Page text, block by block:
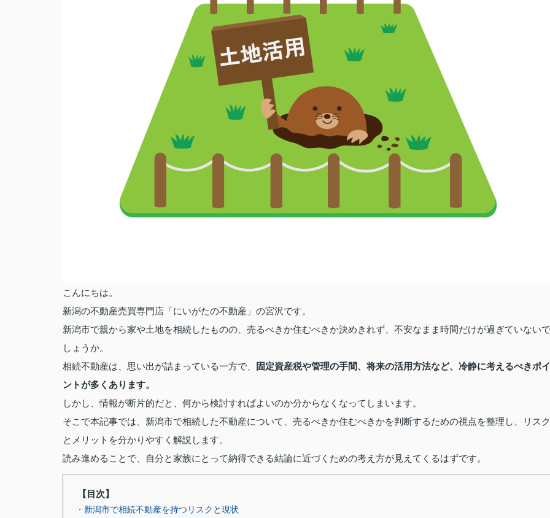
こんにちは。
新潟の不動産売買専門店「にいがたの不動産」の宮沢です。
新潟市で親から家や土地を相続したものの、売るべきか住むべきか決めきれず、不安なまま時間だけが過ぎていないで
しょうか。
相続不動産は、思い出が詰まっている一方で、
固定資産税や管理の手間、将来の活用方法など、冷静に考えるべきポイ
ントが多くあります。
しかし、情報が断片的だと、何から検討すればよいのか分からなくなってしまいます。
そこで本記事では、新潟市で相続した不動産について、売るべきか住むべきかを判断するための視点を整理し、リスク
とメリットを分かりやすく解説します。
読み進めることで、自分と家族にとって納得できる結論に近づくための考え方が見えてくるはずです。
【目次】
・新潟市で相続不動産を持つリスクと現状